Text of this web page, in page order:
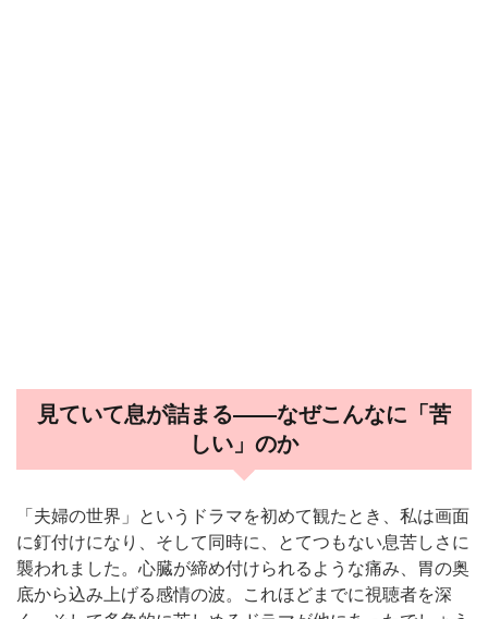
見ていて息が詰まる——なぜこんなに「苦
しい」のか
「夫婦の世界」というドラマを初めて観たとき、私は画面
に釘付けになり、そして同時に、とてつもない息苦しさに
襲われました。心臓が締め付けられるような痛み、胃の奥
底から込み上げる感情の波。これほどまでに視聴者を深